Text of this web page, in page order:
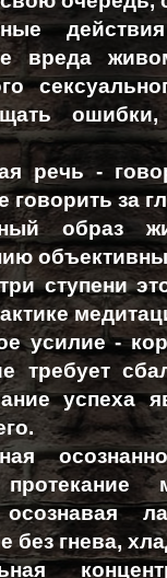
вреда
речь -
говорить за
образ
ступени
усилие -
требует
успеха
осознавая
гнева,